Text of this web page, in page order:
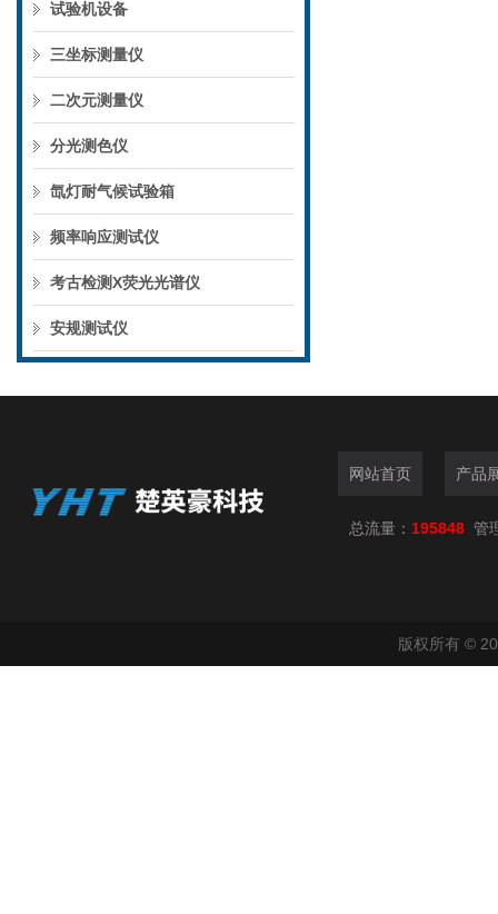
试验机设备
三坐标测量仪
二次元测量仪
分光测色仪
氙灯耐气候试验箱
频率响应测试仪
考古检测X荧光光谱仪
安规测试仪
网站首页 产品
总流量： 195848 管
版权所有 ©